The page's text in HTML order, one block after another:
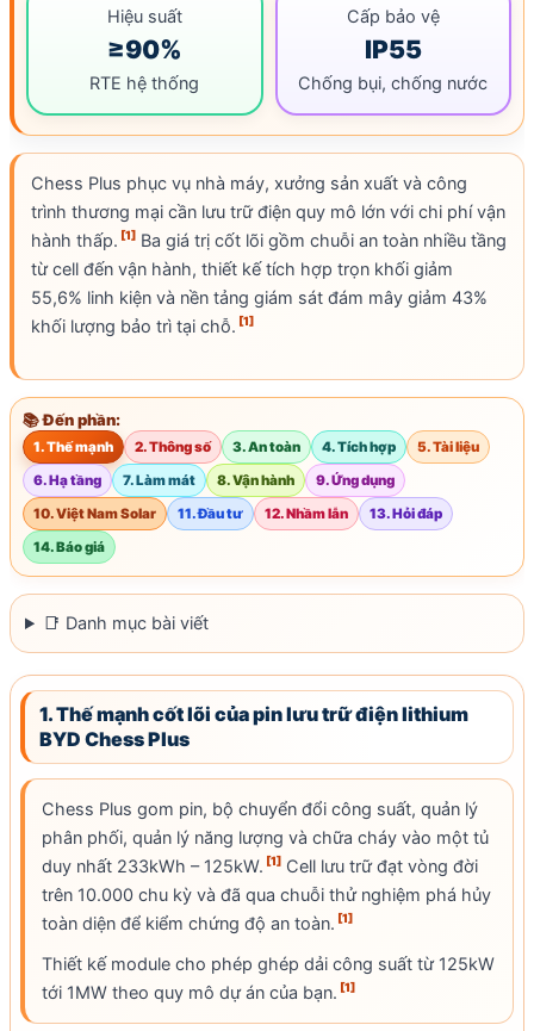
Hiệu suất
≥90%
RTE hệ thống
Cấp bảo vệ
IP55
Chống bụi, chống nước
Chess Plus phục vụ nhà máy, xưởng sản xuất và công
trình thương mại cần lưu trữ điện quy mô lớn với chi phí vận
hành thấp. [1] Ba giá trị cốt lõi gồm chuỗi an toàn nhiều tầng
từcell đến vận hành, thiết kế tích hợp trọn khối giảm
55,6% linh kiện và nền tảng giám sát đám mây giảm 43%
khối lượng bảo trì tại chỗ. [1]
📚 Đến phần:
1. Thế mạnh 2. Thông số 3. An toàn 4. Tích hợp
5. Tài liệu
6. Hạ tầng
7. Làm mát 8. Vận hành
9. Ứng dụng
10. Việt Nam Solar
11. Đầu tư 12. Nhầm lẫn
13. Hỏi đáp
14. Báo giá
📑 Danh mục bài viết
1. Thế mạnh cốt lõi của pin lưu trữ điện lithium
BYD Chess Plus
Chess Plus gom pin, bộ chuyển đổi công suất, quản lý
phân phối, quản lý năng lượng và chữa cháy vào một tủ
duy nhất 233kWh – 125kW. [1] Cell lưu trữ đạt vòng đời
trên 10.000 chu kỳ và đã qua chuỗi thử nghiệm phá hủy
toàn diện để kiểm chứng độ an toàn. [1]
Thiết kế module cho phép ghép dải công suất từ 125kW
tới 1MW theo quy mô dự án của bạn. [1]